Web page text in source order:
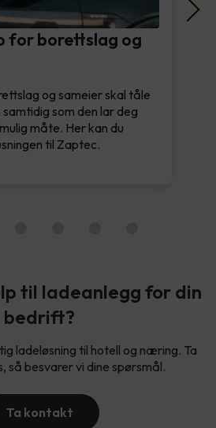
for borettslag og
og sameier skal tåle
som den lar deg
måte. Her kan du
til Zaptec.
til ladeanlegg for din
bedrift?
ladeløsning til hotell og næring. Ta
så besvarer vi dine spørsmål.
Ta kontakt